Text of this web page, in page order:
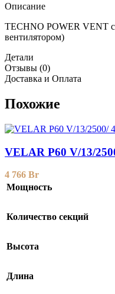
Описание
TECHNO POWER VENT
вентилятором)
Детали
Отзывы (0)
Доставка и Оплата
Похожие
VELAR P60 V/13/
4 766 Br
Мощность
Количество секций
Высота
Длина